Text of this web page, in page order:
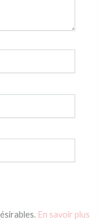
En savoir plus